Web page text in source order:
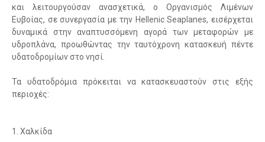
και λειτουργούσαν ανασχετικά, ο Οργανισμός Λιμένων
Ευβοίας, σε συνεργασία με την Hellenic Seaplanes, εισέρχεται
δυναμικά στην αναπτυσσόμενη αγορά των μεταφορών με
υδροπλάνα, προωθώντας την ταυτόχρονη κατασκευή πέντε
υδατοδρομίων στο νησί.
Τα υδατοδρόμια πρόκειται να κατασκευαστούν στις εξής
περιοχές:
1. Χαλκίδα